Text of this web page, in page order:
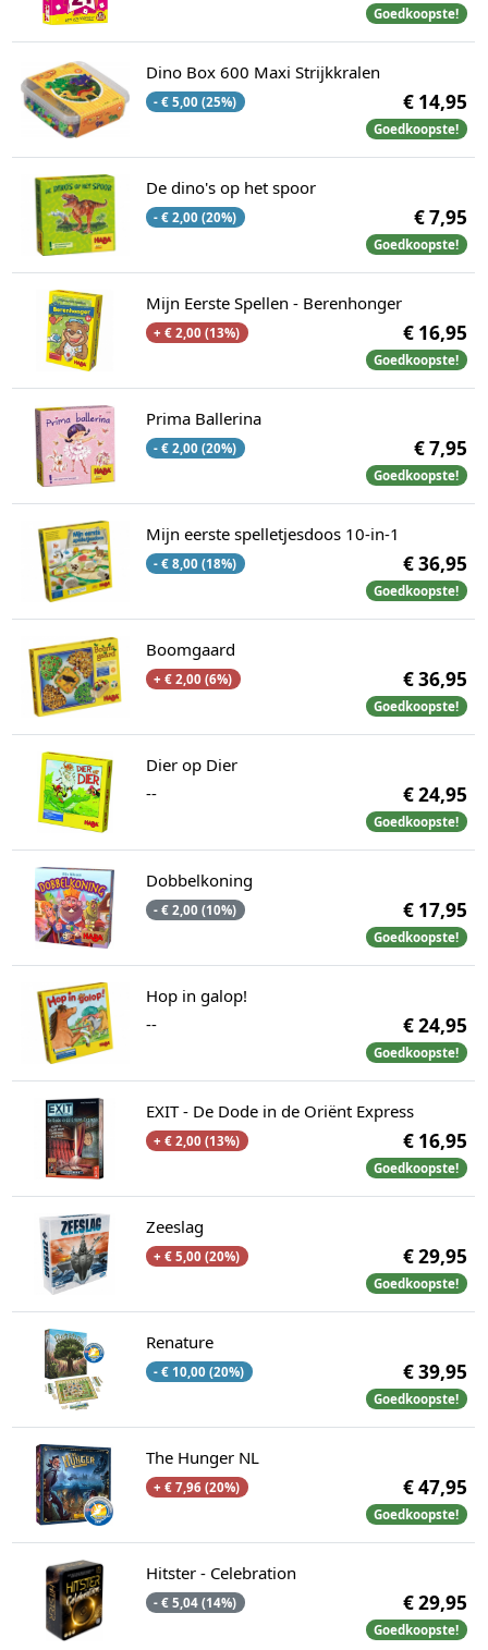
Goedkoopste!
Dino Box 600 Maxi Strijkkralen
- € 5,00 (25%) € 14,95
Goedkoopste!
De dino's op het spoor
- € 2,00 (20%) € 7,95
Goedkoopste!
Mijn Eerste Spellen - Berenhonger
+ € 2,00 (13%) € 16,95
Goedkoopste!
Prima Ballerina
- € 2,00 (20%) € 7,95
Goedkoopste!
Mijn eerste spelletjesdoos 10-in-1
- € 8,00 (18%) € 36,95
Goedkoopste!
Boomgaard
+ € 2,00 (6%) € 36,95
Goedkoopste!
Dier op Dier
--
€ 24,95
Goedkoopste!
Dobbelkoning
- € 2,00 (10%) € 17,95
Goedkoopste!
Hop in galop!
--
€ 24,95
Goedkoopste!
EXIT - De Dode in de Oriënt Express
+ € 2,00 (13%) € 16,95
Goedkoopste!
Zeeslag
+ € 5,00 (20%) € 29,95
Goedkoopste!
Renature
- € 10,00 (20%) € 39,95
Goedkoopste!
The Hunger NL
+ € 7,96 (20%) € 47,95
Goedkoopste!
Hitster - Celebration
- € 5,04 (14%) € 29,95
Goedkoopste!